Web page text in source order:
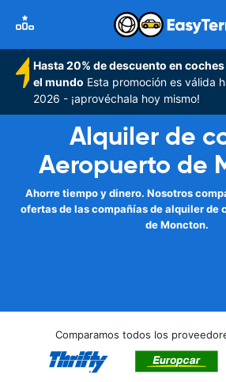
Hasta 20% de descuento en
el mundo Esta promoción es válida
2026 - ¡aprovéchala hoy mismo!
Alquiler de
Aeropuerto de
Ahorre tiempo y dinero. Nosotros
ofertas de las compañías de alquiler de
de Moncton.
Comparamos todos los